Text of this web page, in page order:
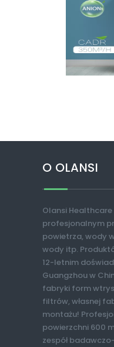
O OLANSI
Olansi Healthcare
profesjonalnym
powietrza, wody
wody itp.
12-letnim
Guangzhou w
fabryki form
filtrów, własnej
montażu!
powierzchni 600
zespół